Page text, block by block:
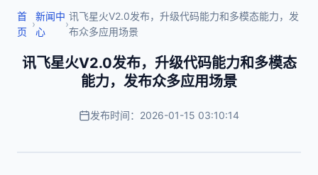
首
页
›
新闻中
心
›
讯飞星火V2.0发布，升级代码能力和多模态能力，发
布众多应用场景
讯飞星火V2.0发布，升级代码能力和多模态
能力，发布众多应用场景
发布时间：2026-01-15 03:10:14